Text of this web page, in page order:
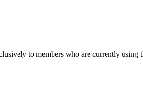
to members who are currently using